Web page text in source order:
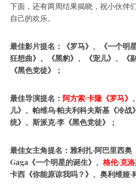
下面，还有两周结果揭晓，祝小伙伴
自己的欢乐。
最佳影片提名：《罗马》、《一个明
狂想曲》、《黑豹》、《宠儿》、《副
《黑色党徒》；
最佳导演提名： 阿方索·卡隆《罗马》
儿》、帕维乌·帕夫利科夫斯基《冷战
统》、斯派克·李《黑色党徒》；
最佳女主角提名：雅利扎·阿巴里西
Gaga《一个明星的诞生》、 格伦·克洛
卡西《你能原谅我吗？》、奥利维娅·